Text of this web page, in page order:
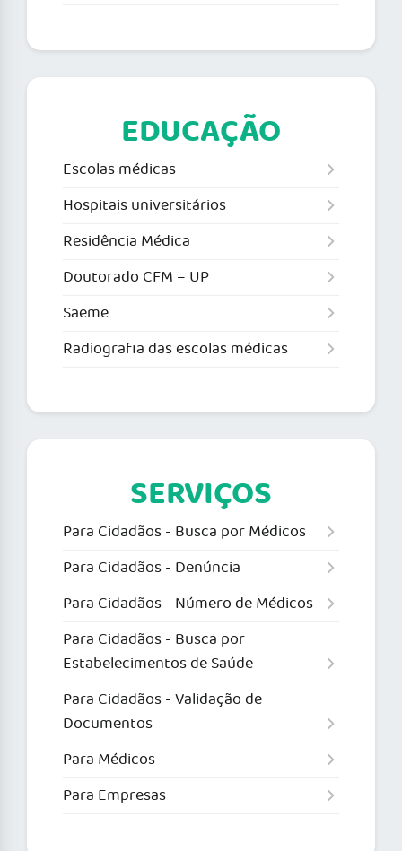
EDUCAÇÃO
Escolas médicas
Hospitais universitários
Residência Médica
Doutorado CFM – UP
Saeme
Radiografia das escolas médicas
SERVIÇOS
Para Cidadãos - Busca por Médicos
Para Cidadãos - Denúncia
Para Cidadãos - Número de Médicos
Para Cidadãos - Busca por
Estabelecimentos de Saúde
Para Cidadãos - Validação de
Documentos
Para Médicos
Para Empresas